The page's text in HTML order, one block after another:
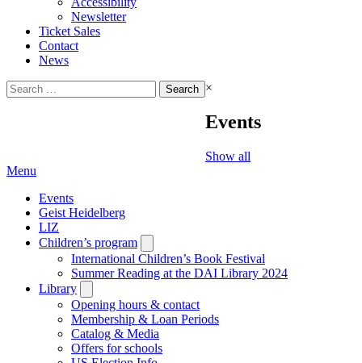
Newsletter
Ticket Sales
Contact
News
Search
for:
×
Events
Show all
Menu
Events
Geist Heidelberg
LIZ
Children’s program
submenu
International Children’s Book Festival
Summer Reading at the DAI Library 2024
Library
submenu
Opening hours & contact
Membership & Loan Periods
Catalog & Media
Offers for schools